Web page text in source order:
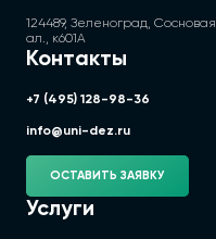
124489, Зеленоград, Сосновая
ал., к601А
Контакты
+7 (495) 128-98-36
info@uni-dez.ru
ОСТАВИТЬ ЗАЯВКУ
Услуги